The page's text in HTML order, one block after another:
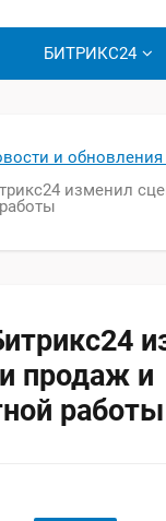
БИТРИКС24
и обновления
изменил
продаж и
работы